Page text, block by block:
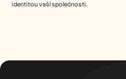
identitou vaší společnosti.